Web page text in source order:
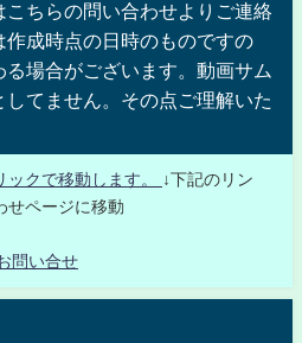
こちらの問い合わせよりご連絡
成時点の日時のものですの
場合がございます。動画サム
てません。その点ご理解いた
ックで移動します。
↓下記のリン
せページに移動
問い合せ